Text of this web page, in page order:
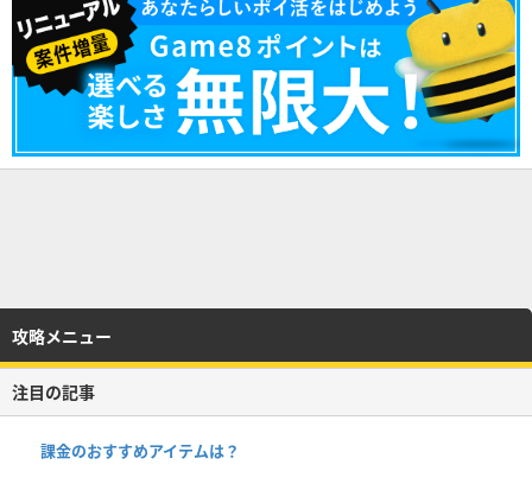
攻略メニュー
注目の記事
課金のおすすめアイテムは？